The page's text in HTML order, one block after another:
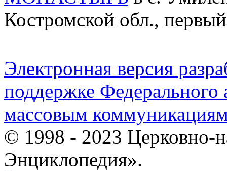
Костромской обл.,
Электронная версия
поддержке Федерального
массовым
© 1998 - 2023 Церковно-
Энциклопедия».